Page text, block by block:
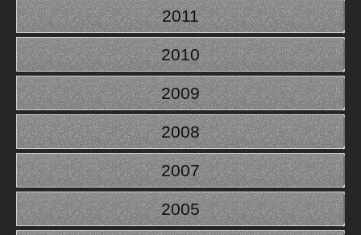
2011
2010
2009
2008
2007
2005